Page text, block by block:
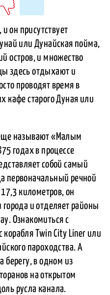
он присутствует
или Дунайская пойма,
остров, и множество
здесь отдыхают и
проводят время в
кафе старого Дуная или
называют «Малым
годах в процессе
собой самый
первоначальный речной
17,3 километров, он
и отделяет районы
Ознакомиться с
Twin City Liner или
пароходства. А
берегу, в одном из
на открытом
русла канала.